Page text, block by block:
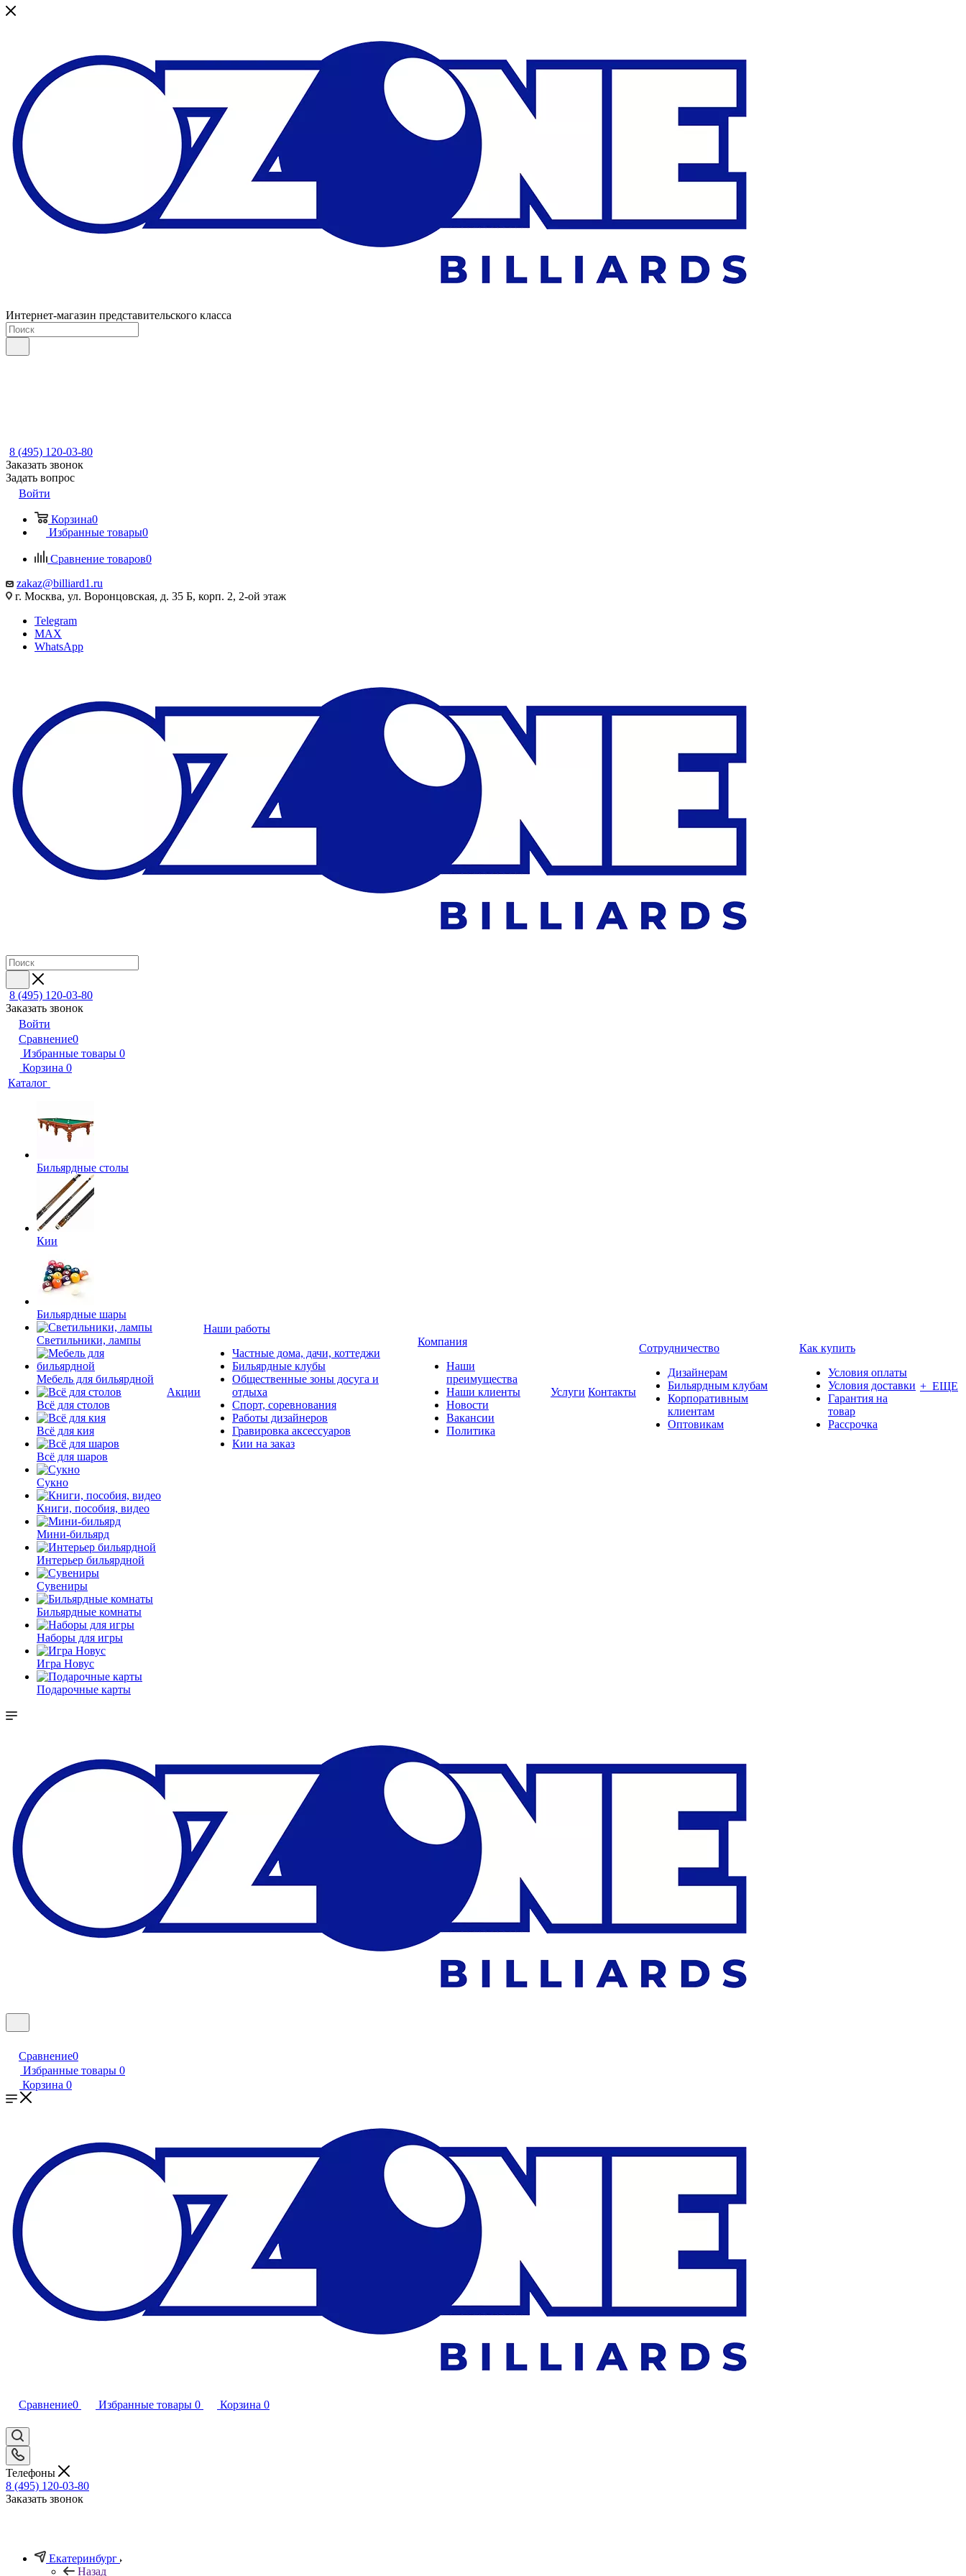
Интернет-магазин представительского класса
8 (495) 120-03-80
Заказать звонок
Задать вопрос
Войти
Корзина0
Избранные товары0
Сравнение товаров0
zakaz@billiard1.ru
г. Москва, ул. Воронцовская, д. 35 Б, корп. 2, 2-ой этаж
Telegram
MAX
WhatsApp
8 (495) 120-03-80
Заказать звонок
Войти
Сравнение0
Избранные товары 0
Корзина 0
Каталог
Бильярдные столы
Кии
Бильярдные шары
Светильники, лампы
Мебель для бильярдной
Всё для столов
Всё для кия
Всё для шаров
Сукно
Книги, пособия, видео
Мини-бильярд
Интерьер бильярдной
Сувениры
Бильярдные комнаты
Наборы для игры
Игра Новус
Подарочные карты
Акции
Наши работы
Частные дома, дачи, коттеджи
Бильярдные клубы
Общественные зоны досуга и
отдыха
Спорт, соревнования
Работы дизайнеров
Гравировка аксессуаров
Кии на заказ
Компания
Наши
преимущества
Наши клиенты
Новости
Вакансии
Политика
Услуги Контакты
Сотрудничество
Дизайнерам
Бильярдным клубам
Корпоративным
клиентам
Оптовикам
Как купить
Условия оплаты
Условия доставки
Гарантия на
товар
Рассрочка
+ ЕЩЕ
Сравнение0
Избранные товары 0
Корзина 0
Сравнение0 Избранные товары 0 Корзина 0
Телефоны
8 (495) 120-03-80
Заказать звонок
Екатеринбург
Назад